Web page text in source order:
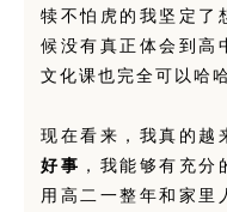
犊不怕虎的我坚定了
候没有真正体会到高
文化课也完全可以哈
现在看来，我真的越
好事 ，我能够有充
用高二一整年和家里